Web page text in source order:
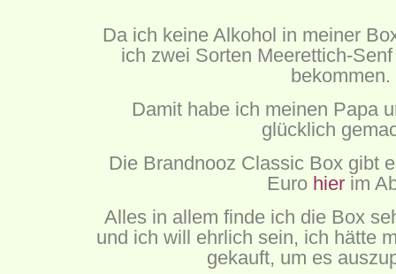
Da ich keine Alkohol in meiner
ich zwei Sorten Meerettich-
bekommen.
Damit habe ich meinen Papa
glücklich
Die Brandnooz Classic Box gibt
Euro hierim
Alles in allem finde ich die Box
und ich will ehrlich sein, ich hätte
gekauft, um es